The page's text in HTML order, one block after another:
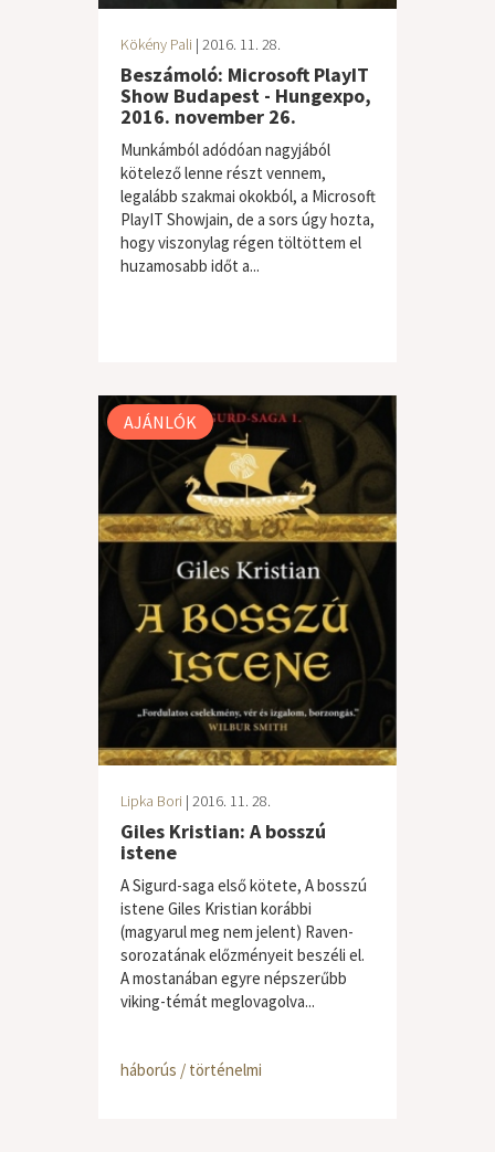
Kökény Pali | 2016. 11. 28.
Beszámoló: Microsoft PlayIT
Show Budapest - Hungexpo,
2016. november 26.
Munkámból adódóan nagyjából
kötelező lenne részt vennem,
legalább szakmai okokból, a Microsoft
PlayIT Showjain, de a sors úgy hozta,
hogy viszonylag régen töltöttem el
huzamosabb időt a...
AJÁNLÓK
Lipka Bori | 2016. 11. 28.
Giles Kristian: A bosszú
istene
A Sigurd-saga első kötete, A bosszú
istene Giles Kristian korábbi
(magyarul meg nem jelent) Raven-
sorozatának előzményeit beszéli el.
A mostanában egyre népszerűbb
viking-témát meglovagolva...
háborús / történelmi